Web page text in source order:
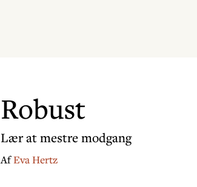
Robust
Lær at mestre modgang
AfEva Hertz